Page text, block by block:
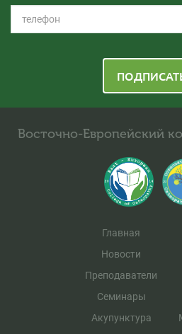
Восточно-Европейский
Главная
Новости
Преподаватели
Семинары
Акупунктура